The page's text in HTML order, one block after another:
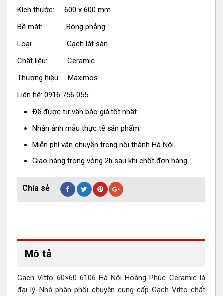
Kích thước: 600 x 600 mm
Bề mặt: Bóng phẳng
Loại: Gạch lát sàn
Chất liệu: Ceramic
Thương hiệu: Maximos
Liên hệ: 0916 756 055
Để được tư vấn báo giá tốt nhất.
Nhận ảnh mẫu thực tế sản phẩm.
Miễn phí vận chuyển trong nội thành Hà Nội.
Giao hàng trong vòng 2h sau khi chốt đơn hàng.
Mô tả
Gạch Vitto 60×60 6106 Hà Nội Hoàng Phúc Ceramic là
đại lý. Nhà phân phối chuyên cung cấp Gạch Vitto chất